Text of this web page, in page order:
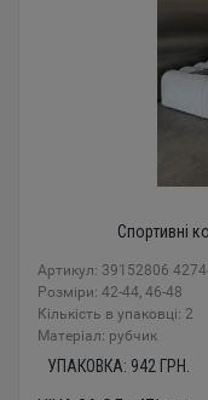
Спортивні
Артикул: 39152806
Розміри: 42-44, 46-48
Кількість в упаковці: 2
Mатеріал: рубчик
УПАКОВКА: 942 ГРН.